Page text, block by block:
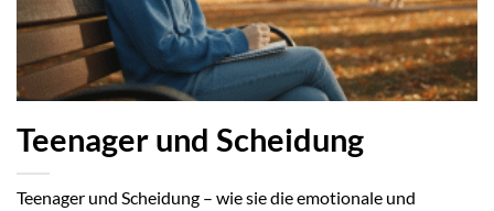
Teenager und Scheidung
Teenager und Scheidung – wie sie die emotionale und